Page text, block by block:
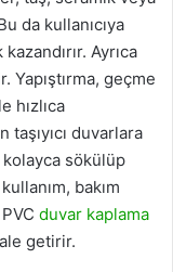
da kullanıcıya
Ayrıca
Yapıştırma, geçme
hızlıca
taşıyıcı duvarlara
sökülüp
bakım
duvar kaplama
getirir.